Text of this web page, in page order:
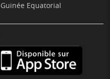
Guinée Equatorial